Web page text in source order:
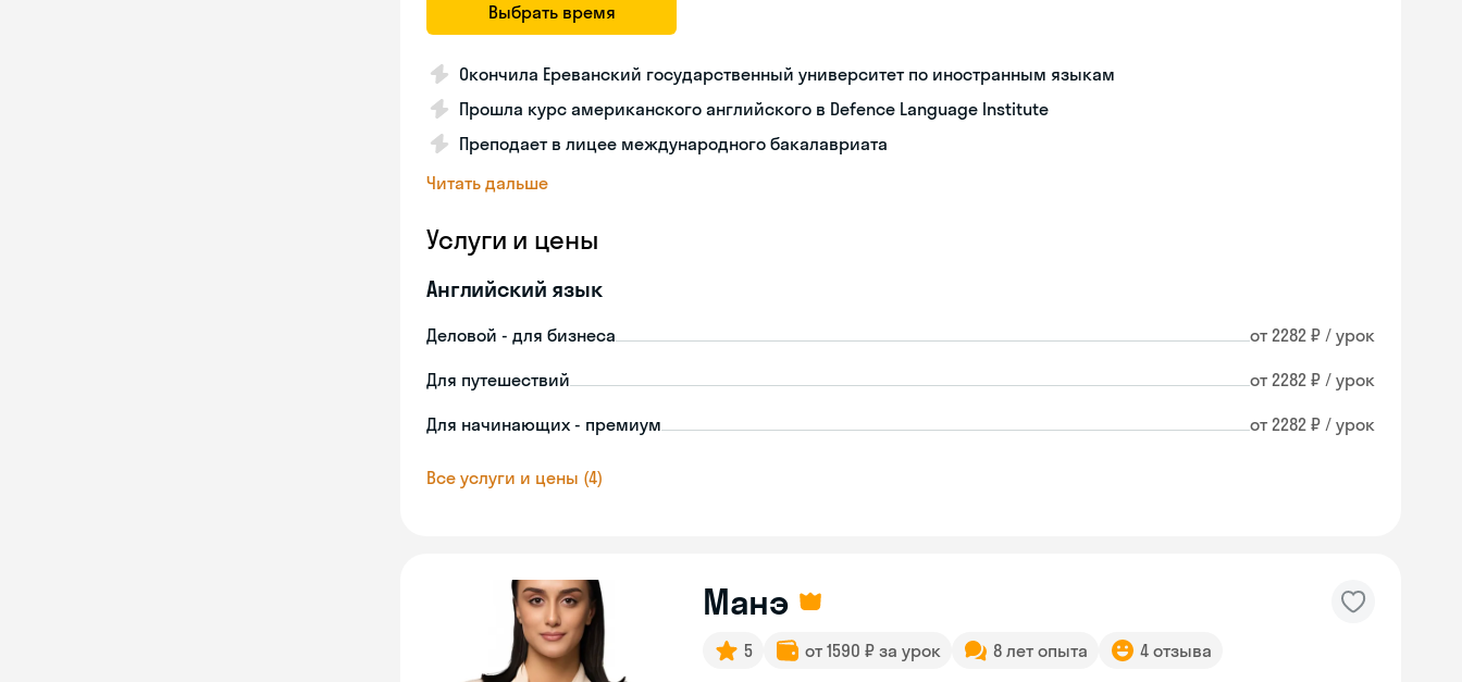
Выбрать время
Окончила Ереванский государственный университет по иностранным языкам
Прошла курс американского английского в Defence Language Institute
Преподает в лицее международного бакалавриата
Читать дальше
Услуги и цены
Английский язык
Деловой - для бизнеса от 2282 ₽ / урок
Для путешествий от 2282 ₽ / урок
Для начинающих - премиум от 2282 ₽ / урок
Все услуги и цены (4)
Манэ
5 от 1590 ₽ за урок 8 лет опыта 4 отзыва